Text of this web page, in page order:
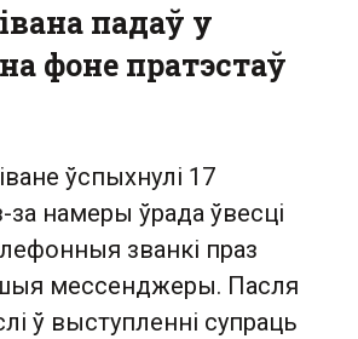
падаў у
фоне пратэстаў
ўспыхнулі 17
за намеры ўрада ўвесці
званкі праз
мессенджеры. Пасля
ў выступленні супраць